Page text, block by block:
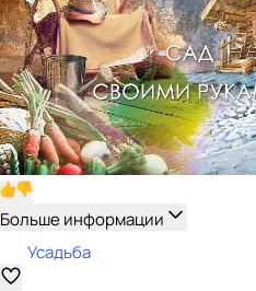
Больше информации
Усадьба